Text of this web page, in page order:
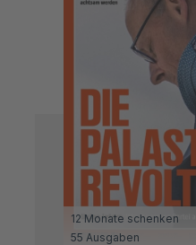
12 Monate schenken
55 Ausgaben